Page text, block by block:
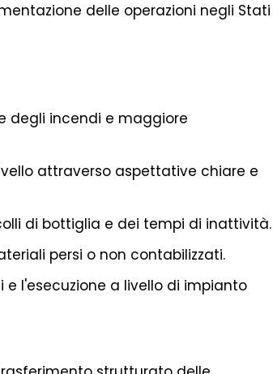
delle operazioni negli Stati
degli incendi e maggiore
attraverso aspettative chiare e
di bottiglia e dei tempi di inattività.
persi o non contabilizzati.
l'esecuzione a livello di impianto